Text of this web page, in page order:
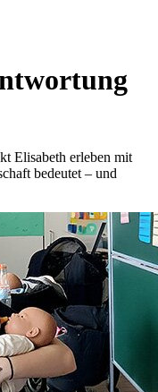
Elisabeth erleben mit
bedeutet – und